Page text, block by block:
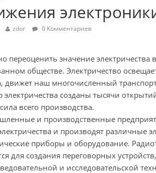
zdor 0 Комментариев
переоценить значение электричества
обществе. Электричество
наш многочисленный
созданы тысячи
всего производства.
и производственные
и производят различные
приборы и оборудование.
для создания переговорных
и исследовательской